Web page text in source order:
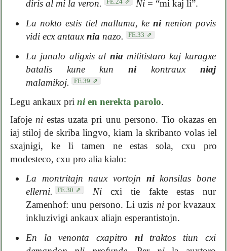
diris al mi la veron.
Ni= “mi kaj li”.
La nokto estis tiel malluma, keninenion povis
vidi ecx antauxnia nazo. FE.33
La junulo aligxis al nia militistaro kaj kuragxe
batalis kune kunnikontraux niaj
malamikoj.
FE.39
Legu ankaux prinien nerekta parolo.
Iafojeni estas uzata pri unu persono. Tio okazas en
iaj stiloj de skriba lingvo, kiam la skribanto volas iel
sxajnigi, ke li tamen ne estas sola, cxu pro
modesteco, cxu pro alia kialo:
La montritajn naux vortojn nikonsilas bone
ellerni.
FE.30 Nicxi tie fakte estas nur
Zamenhof: unu persono. Li uzis nipor kvazaux
inkluzivigi ankaux aliajn esperantistojn.
En la venonta cxapitro nitraktos tiun cxi